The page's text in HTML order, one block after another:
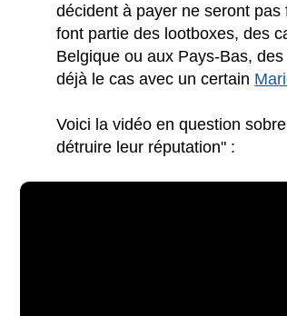
décident à payer ne seront
font partie des lootboxes, des
Belgique ou aux Pays-Bas,
déjà le cas avec un certain
Voici la vidéo en question
détruire leur réputation" :